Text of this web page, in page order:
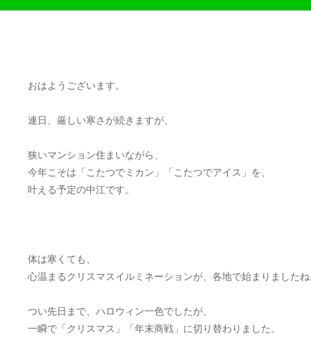
おはようございます。
連日、厳しい寒さが続きますが、
狭いマンション住まいながら、
今年こそは「こたつでミカン」「こたつでアイス」を、
叶える予定の中江です。
体は寒くても、
心温まるクリスマスイルミネーションが、各地で始まりました
つい先日まで、ハロウィン一色でしたが、
一瞬で「クリスマス」「年末商戦」に切り替わりました。